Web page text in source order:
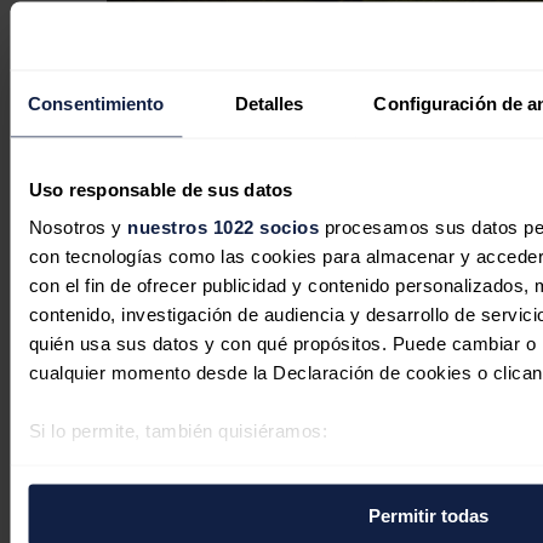
Consentimiento Detalles Configuración de
Uso responsable de sus datos
Nosotros y nuestros 1022 sociosprocesamos sus datos
con tecnologías como las cookies para almacenar y
con el fin de ofrecer publicidad y contenido personalizados,
contenido, investigación de audiencia y desarrollo de
quién usa sus datos y con qué propósitos. Puede cambiar
cualquier momento desde la Declaración de cookies o
Si lo permite, también quisiéramos:
Identificar su dispositivo analizándolo activamente
Permitir todas
Australia no alcanzará su objetivo del
82% de energías renovables en 2030
José A. Roca05/08/2026